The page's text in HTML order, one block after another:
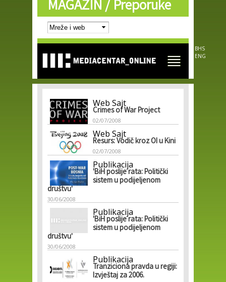
Skip to
main
content
MAGAZIN /Preporuke
BHS
ENG
Web Sajt
Crimes of War Project
02/07/2008
Web Sajt
Resurs: Vodič kroz OI u Kini
02/07/2008
Publikacija
'BiH poslije rata: Politički
sistem u podijeljenom
društvu'
30/06/2008
Publikacija
'BiH poslije rata: Politički
sistem u podijeljenom
društvu'
30/06/2008
Publikacija
Tranziciona pravda u regiji:
Izvještaj za 2006.